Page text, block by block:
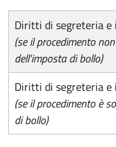
Diritti di segreteria
(se il procedimento
dell'imposta di bollo)
Diritti di segreteria
(se il procedimento è
di bollo)